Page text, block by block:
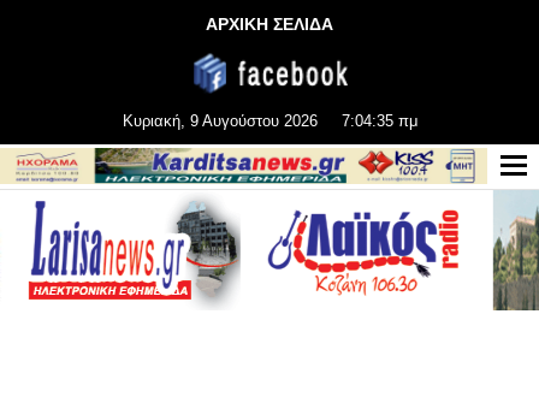
ΑΡΧΙΚΗ ΣΕΛΙΔΑ
Κυριακή, 9 Αυγούστου 2026 7:04:36 πμ